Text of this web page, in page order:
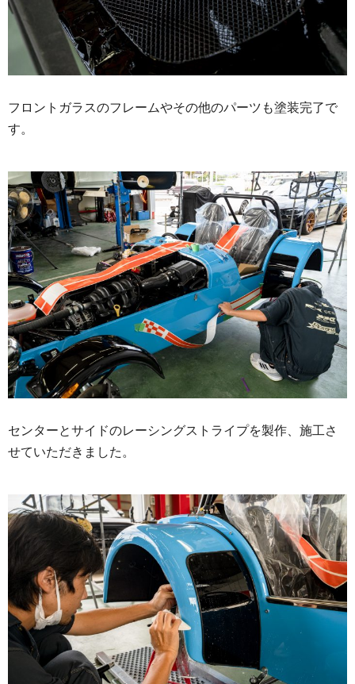
フロントガラスのフレームやその他のパーツも塗装完了で
す。
センターとサイドのレーシングストライプを製作、施工さ
せていただきました。